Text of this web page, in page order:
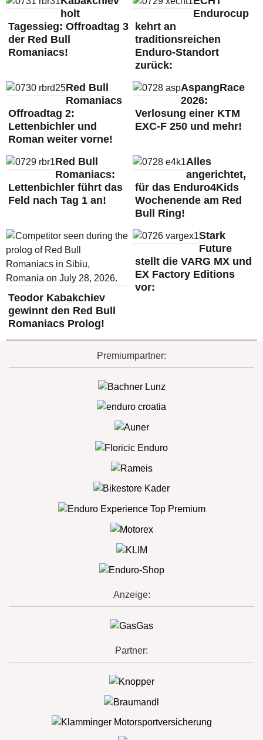
holt
Tagessieg: Offroadtag 3
der Red Bull
Romaniacs!
Endurocup
kehrt an
traditionsreichen
Enduro-Standort
zurück:
Red Bull
Romaniacs
Offroadtag 2:
Lettenbichler und
Roman weiter vorne!
AspangRace
2026:
Verlosung einer KTM
EXC-F 250 und mehr!
Red Bull
Romaniacs:
Lettenbichler führt das
Feld nach Tag 1 an!
Alles
angerichtet,
für das Enduro4Kids
Wochenende am Red
Bull Ring!
Teodor Kabakchiev
gewinnt den Red Bull
Romaniacs Prolog!
Stark
Future
stellt die VARG MX und
EX Factory Editions
vor:
Premiumpartner:
Anzeige:
Partner: